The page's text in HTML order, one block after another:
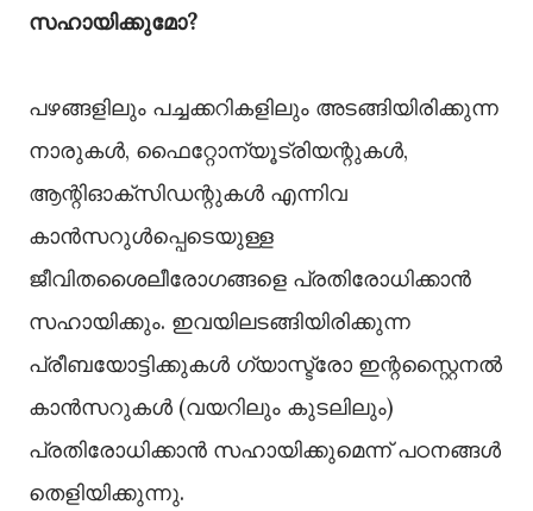
സഹായിക്കുമോ?
പഴങ്ങളിലും പച്ചക്കറികളിലും അടങ്ങിയിരിക്കുന്ന
നാരുകൾ, ഫൈറ്റോന്യൂട്രിയന്റുകൾ,
ആന്റിഓക്സിഡന്റുകൾ എന്നിവ
കാൻസറുൾപ്പെടെയുള്ള
ജീവിതശൈലീരോഗങ്ങളെ പ്രതിരോധിക്കാൻ
സഹായിക്കും. ഇവയിലടങ്ങിയിരിക്കുന്ന
പ്രീബയോട്ടിക്കുകൾ ഗ്യാസ്ട്രോ ഇന്റസ്റ്റൈനൽ
കാൻസറുകൾ (വയറിലും കുടലിലും)
പ്രതിരോധിക്കാൻ സഹായിക്കുമെന്ന് പഠനങ്ങൾ
തെളിയിക്കുന്നു.